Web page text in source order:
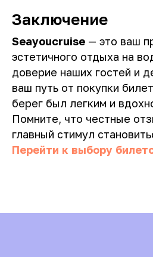
Заключение
Seayoucruise — это ваш
эстетичного отдыха на
доверие наших гостей и
ваш путь от покупки
берег был легким и
Помните, что честные
главный стимул
Перейти к выбору